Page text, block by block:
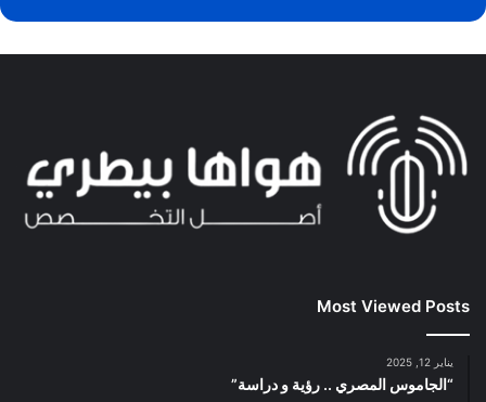
Most Viewed Posts
يناير 12, 2025
“الجاموس المصري .. رؤية و دراسة”